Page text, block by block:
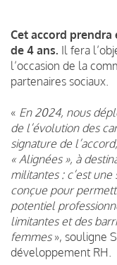
Cet accord prendra
de 4 ans. Il fera
l’occasion de la
partenaires sociaux.
« En 2024, nous
de l’évolution des
signature de
« Alignées », à
militantes : c’est
conçue pour
potentiel
limitantes et des
femmes », souligne
développement RH.